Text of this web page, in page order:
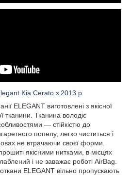
Kia Cerato з 2013 р
ELEGANT виготовлені з якісної
тканини. Тканина володіє
— стійкістю до
попелу, легко чиститься і
не втрачаючи своєї форми.
якісними нитками, в місцях
і не заважає роботі AirBag.
ELEGANT вільно пропускають